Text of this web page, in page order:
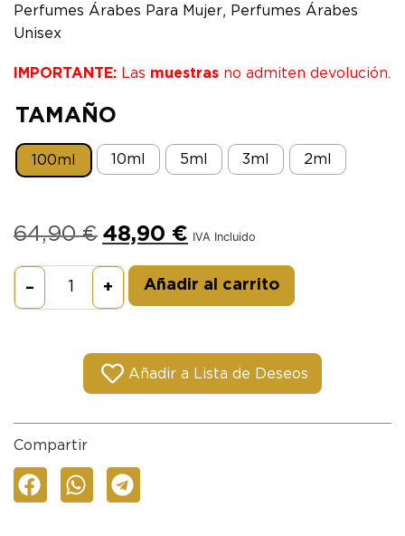
Perfumes Árabes Para Mujer, Perfumes Árabes
Unisex
IMPORTANTE: Las muestras no admiten devolución.
TAMAÑO
100ml 10ml 5ml 3ml 2ml
64,90€ 48,90 € IVA Incluido
– + Añadir al carrito
Añadir a Lista de Deseos
Compartir